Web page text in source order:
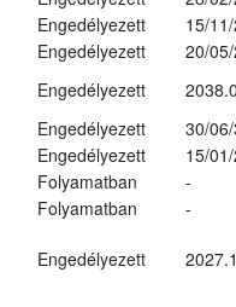
Engedélyezett
15/
Engedélyezett
20/
Engedélyezett
Engedélyezett
30/
Engedélyezett
15/
Folyamatban
-
Folyamatban
-
Engedélyezett